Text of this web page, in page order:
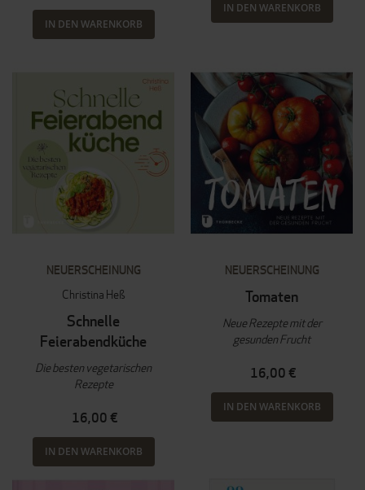
IN DEN WARENKORB
IN DEN WARENKORB
NEUERSCHEINUNG
Christina Heß
Schnelle
Feierabendküche
Die besten vegetarischen
Rezepte
16,00 €
IN DEN WARENKORB
NEUERSCHEINUNG
Tomaten
Neue Rezepte mit der
gesunden Frucht
16,00 €
IN DEN WARENKORB